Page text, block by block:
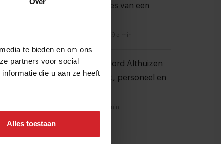
te bieden en om ons
partners voor social
die u aan ze heeft
Alles toestaan
financiële sores van een
koksgezin
5 min
Ondernemer Jord Althuizen
over foodcost, personeel en
11 min